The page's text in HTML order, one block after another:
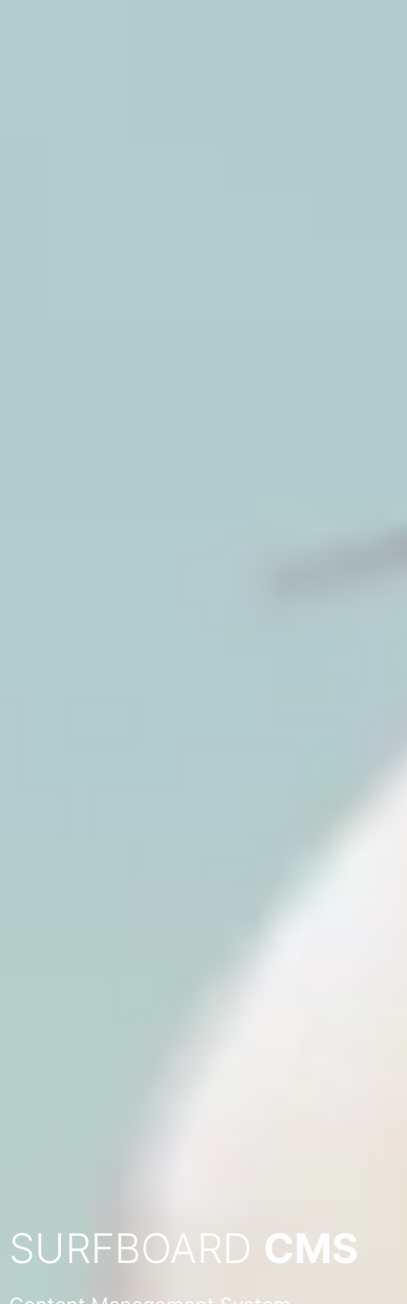
SURFBOARD CMS